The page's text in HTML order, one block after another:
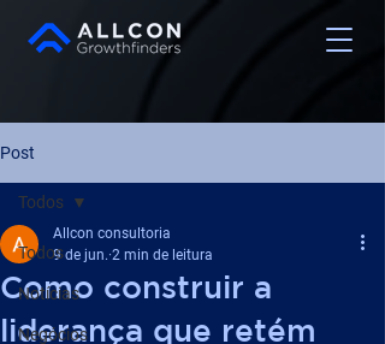
Post
Todos
Notícias
Negócios
Todos
Como construir a
liderança que retém
Allcon consultoria
9 de jun. 2 min de leitura